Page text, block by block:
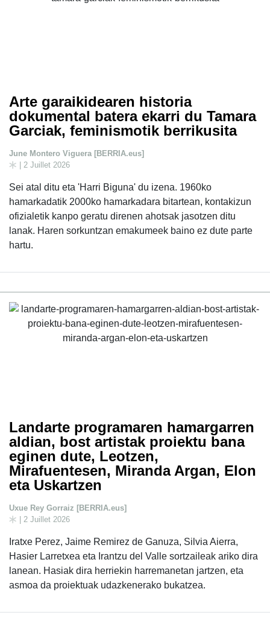
Arte garaikidearen historia
dokumental batera ekarri du Tamara
Garciak, feminismotik berrikusita
June Montero Viguera [BERRIA.eus]
| 2 Juillet 2026
Sei atal ditu eta 'Harri Biguna' du izena. 1960ko
hamarkadatik 2000ko hamarkadara bitartean, kontakizun
ofizialetik kanpo geratu direnen ahotsak jasotzen ditu
lanak. Haren sorkuntzan emakumeek baino ez dute parte
hartu.
Landarte programaren hamargarren
aldian, bost artistak proiektu bana
eginen dute, Leotzen,
Mirafuentesen, Miranda Argan, Elon
eta Uskartzen
Uxue Rey Gorraiz [BERRIA.eus]
| 2 Juillet 2026
Iratxe Perez, Jaime Remirez de Ganuza, Silvia Aierra,
Hasier Larretxea eta Irantzu del Valle sortzaileak ariko dira
lanean. Hasiak dira herriekin harremanetan jartzen, eta
asmoa da proiektuak udazkenerako bukatzea.